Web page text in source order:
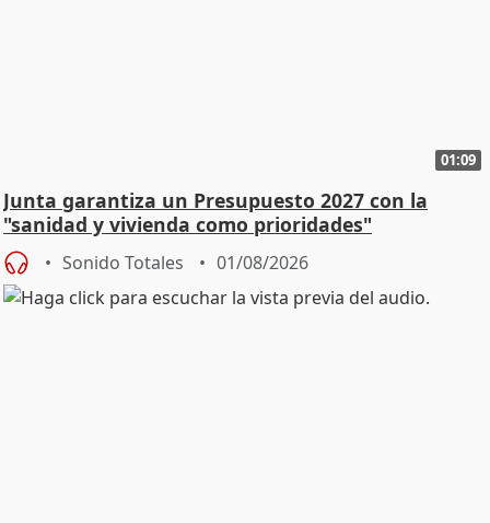
01:09
Junta garantiza un Presupuesto 2027 con la
"sanidad y vivienda como prioridades"
Sonido Totales 01/08/2026